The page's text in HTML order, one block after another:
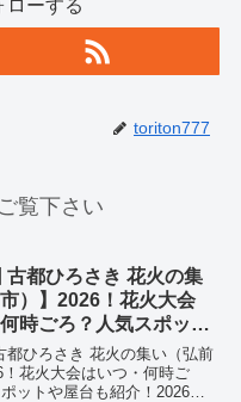
ローする
toriton777
覧下さい
古都ひろさき 花火の集
）】2026！花火大会
時ごろ？人気スポット
介！
都ひろさき 花火の集い（弘前
花火大会はいつ・何時ご
ットや屋台も紹介！2026年